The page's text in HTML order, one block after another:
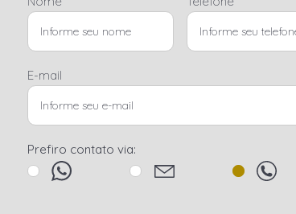
E-mail
Prefiro contato via: